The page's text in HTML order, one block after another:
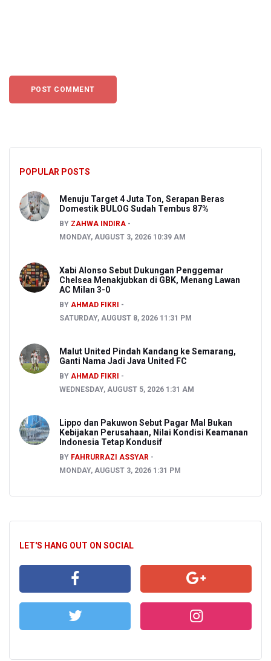
POPULAR POSTS
Menuju Target 4 Juta Ton, Serapan Beras
Domestik BULOG Sudah Tembus 87%
BY ZAHWA INDIRA
MONDAY, AUGUST 3, 2026 10:39 AM
Xabi Alonso Sebut Dukungan Penggemar
Chelsea Menakjubkan di GBK, Menang Lawan
AC Milan 3-0
BY AHMAD FIKRI
SATURDAY, AUGUST 8, 2026 11:31 PM
Malut United Pindah Kandang ke Semarang,
Ganti Nama Jadi Java United FC
BY AHMAD FIKRI
WEDNESDAY, AUGUST 5, 2026 1:31 AM
Lippo dan Pakuwon Sebut Pagar Mal Bukan
Kebijakan Perusahaan, Nilai Kondisi Keamanan
Indonesia Tetap Kondusif
BY FAHRURRAZI ASSYAR
MONDAY, AUGUST 3, 2026 1:31 PM
LET'S HANG OUT ON SOCIAL